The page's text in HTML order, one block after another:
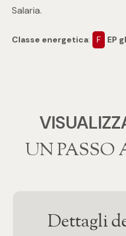
Salaria.
Classe energetica: F EP
‍‍UN PASSO
Dettagli